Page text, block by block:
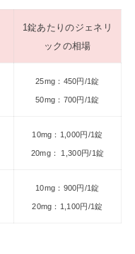
1錠あたりのジェネリ
ックの相場
25mg：450円/1錠
50mg：700円/1錠
10mg：1,000円/1錠
20mg： 1,300円/1錠
10mg：900円/1錠
20mg：1,100円/1錠